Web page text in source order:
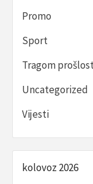
Promo
Sport
Tragom
Uncategorized
Vijesti
kolovoz 2026